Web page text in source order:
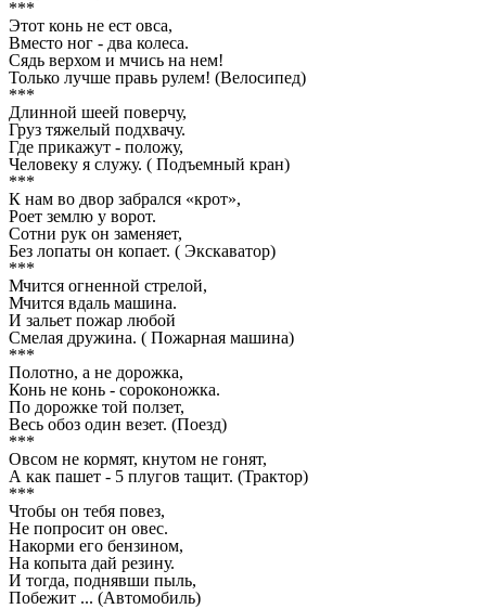
***
Этот конь не ест овса,
Вместо ног - два колеса.
Сядь верхом и мчись на нем!
Только лучше правь рулем! (Велосипед)
***
Длинной шеей поверчу,
Груз тяжелый подхвачу.
Где прикажут - положу,
Человеку я служу. ( Подъемный кран)
***
К нам во двор забрался «крот»,
Роет землю у ворот.
Сотни рук он заменяет,
Без лопаты он копает. ( Экскаватор)
***
Мчится огненной стрелой,
Мчится вдаль машина.
И зальет пожар любой
Смелая дружина. ( Пожарная машина)
***
Полотно, а не дорожка,
Конь не конь - сороконожка.
По дорожке той ползет,
Весь обоз один везет. (Поезд)
***
Овсом не кормят, кнутом не гонят,
А как пашет - 5 плугов тащит. (Трактор)
***
Чтобы он тебя повез,
Не попросит он овес.
Накорми его бензином,
На копыта дай резину.
И тогда, поднявши пыль,
Побежит ... (Автомобиль)